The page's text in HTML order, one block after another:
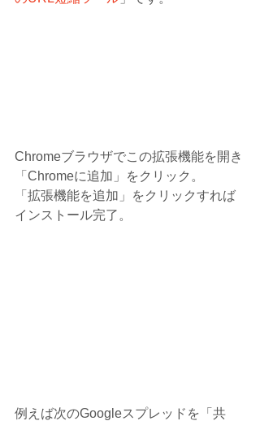
Chromeブラウザでこの拡張機能を開き
「Chromeに追加」をクリック。
「拡張機能を追加」をクリックすれば
インストール完了。
例えば次のGoogleスプレッドを「共